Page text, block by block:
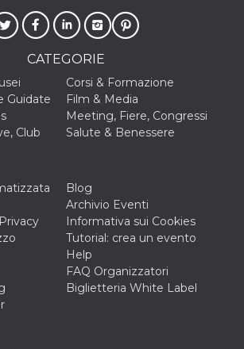
CATEGORIE
Corsi & Formazione
Guidate
Film & Media
Meeting, Fiere, Congressi
Club
Salute & Benessere
Blog
Archivio Eventi
Informativa sui Cookies
Tutorial: crea un evento
Help
FAQ Organizzatori
Biglietteria White Label